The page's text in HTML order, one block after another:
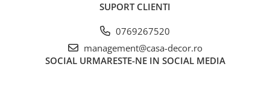
SUPORT CLIENTI
0769267520
management@casa-decor.ro
SOCIAL URMARESTE-NE IN SOCIAL MEDIA